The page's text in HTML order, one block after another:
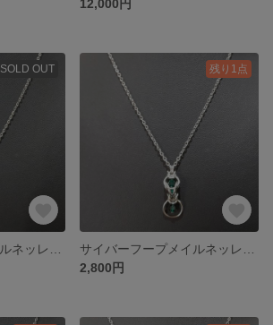
12,000円
SOLD OUT 残り1点
2,800円